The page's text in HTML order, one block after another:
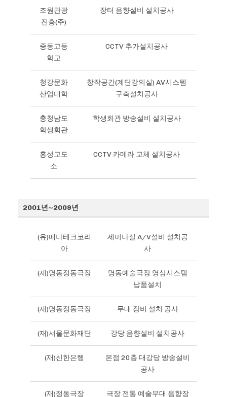
조원관광
진흥(주)
장터 음향설비 설치공사
중동고등
학교
CCTV 추가설치공사
청강문화
산업대학
창작공간(계단강의실) AV시스템
구축설치공사
충청남도
학생회관
학생회관 방송설비 설치공사
홍성교도
소
CCTV 카메라 교체 설치공사
2001년~2009년
(유)매나테크코리
아
세미나실 A/V설비 설치공
사
(재)명동정동극장
명동예술극장 영상시스템
납품설치
(재)명동정동극장 무대 장비 설치 공사
(재)서울문화재단 강당 음향설비 설치공사
(재)신한은행
본점 20층 대강당 방송설비
공사
(재)정동극장 극장 전통 예술무대 음향장